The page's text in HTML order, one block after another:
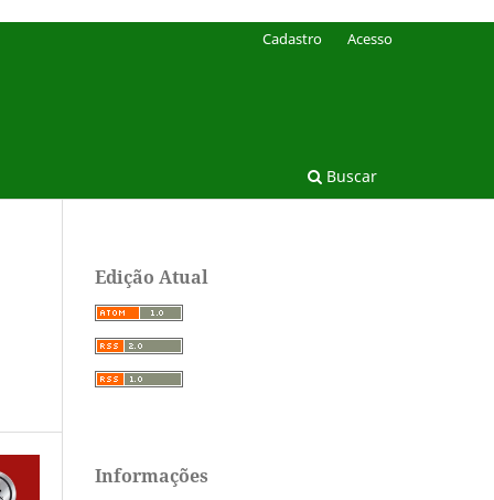
Buscar
Cadastro Acesso
Edição Atual
Informações